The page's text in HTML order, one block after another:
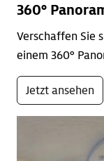
360°
Verschaffen Sie
einem 360°
Jetzt ansehen